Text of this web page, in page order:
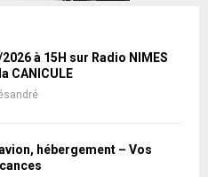
à 15H sur Radio NIMES
CANICULE
hébergement – Vos